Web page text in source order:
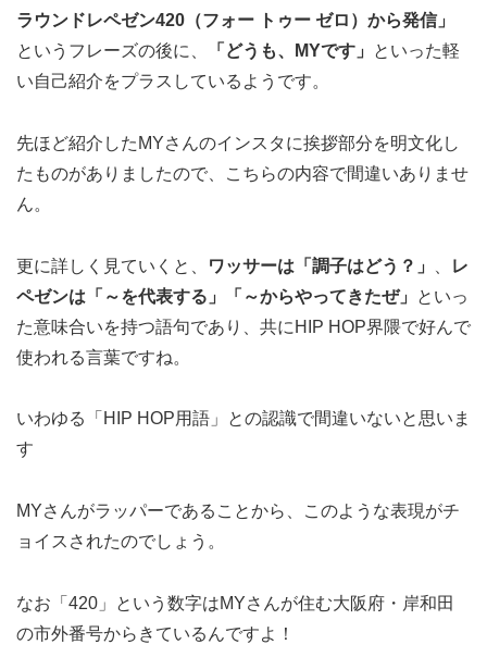
ラウンドレペゼン420（フォー トゥー ゼロ）から発信」
というフレーズの後に、
「どうも、MYです」
といった軽
い自己紹介をプラスしているようです。
先ほど紹介したMYさんのインスタに挨拶部分を明文化し
たものがありましたので、こちらの内容で間違いありませ
ん。
更に詳しく見ていくと、 ワッサーは「調子はどう？」
レ
ペゼンは「～を代表する」「～からやってきたぜ」
といっ
た意味合いを持つ語句であり、共にHIP HOP界隈で好んで
使われる言葉ですね。
いわゆる「HIP HOP用語」との認識で間違いないと思いま
す
MYさんがラッパーであることから、このような表現がチ
ョイスされたのでしょう。
なお「420」という数字はMYさんが住む大阪府・岸和田
の市外番号からきているんですよ！